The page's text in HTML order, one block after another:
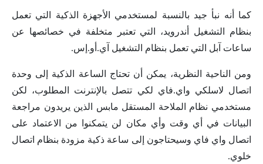
كما أنه نبأ جيد بالنسبة لمستخدمي الأجهزة الذكية التي تعمل
بنظام التشغيل أندرويد، التي تعتبر متخلفة في خصائصها عن
ساعات آبل التي تعمل بنظام التشغيل آي.أو.إس.
ومن الناحية النظرية، يمكن أن تحتاج الساعة الذكية إلى وحدة
اتصال لاسلكي واي.فاي لكي تتصل بالإنترنت المطلوب، لكن
مستخدمي نظام الملاحة المستقل مابس الذين يريدون مراجعة
البيانات في أي وقت وأي مكان لن يتمكنوا من الاعتماد على
اتصال واي فاي وسيحتاجون إلى ساعة ذكية مزودة بنظام اتصال
خلوي.